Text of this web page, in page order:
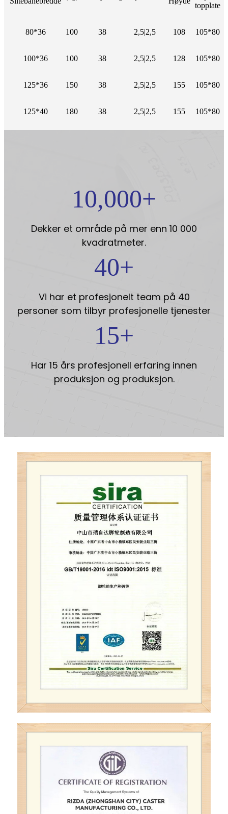
topplate
80*36 100 38 2,5|2,5 108 105*80
100*36 100 38 2,5|2,5 128 105*80
125*36 150 38 2,5|2,5 155 105*80
125*40 180 38 2,5|2,5 155 105*80
10,000+
Dekker et område på mer enn 10 000
kvadratmeter.
40+
Vi har et profesjonelt team på 40
personer som tilbyr profesjonelle tjenester
15+
Har 15 års profesjonell erfaring innen
produksjon og produksjon.